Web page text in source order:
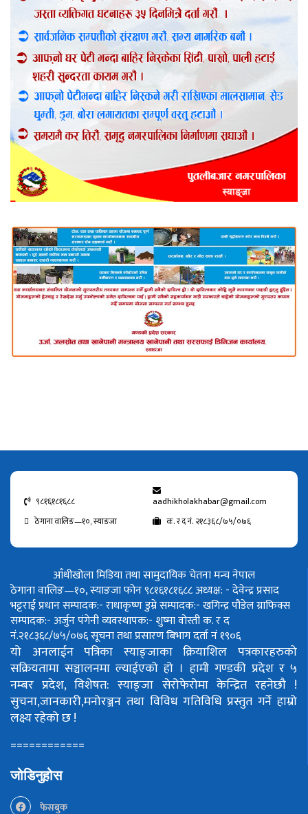
९८१६१८१६८८
aadhikholakhabar@gmail.com
ठेगाना वालिङ—१०, स्याङजा
क. र द नं. २१८३६८/७५/०७६
आँधीखोला मिडिया तथा सामुदायिक चेतना मन्च नेपाल
ठेगाना वालिङ—१०, स्याङजा फोन ९८१६१८१६८८अध्यक्ष: - देवेन्द्र प्रसाद
भट्टराईप्रधान सम्पादक:- राधाकृष्ण डुम्रेसम्पादक:- खगिन्द्र पौडेलग्राफिक्स
सम्पादक:- अर्जुन पंगेनीव्यवस्थापक:- शुष्मा वोस्तीक. र द
नं.२१८३६८/७५/०७६सूचना तथा प्रसारण बिभाग दर्ता नं १९०६
यो अनलाईन पत्रिका स्याङ्जाका क्रियाशिल पत्रकारहरुको
सक्रियतामा सञ्चालनमा ल्याईएको हो । हामी गण्डकी प्रदेश र ५
नम्बर प्रदेश, विशेषत: स्याङ्जा सेरोफेरोमा केन्द्रित रहनेछौ !
सुचना,जानकारी,मनोरञ्जन तथा विविध गतिविधि प्रस्तुत गर्ने हाम्रो
लक्ष्य रहेको छ !
============
जोडिनुहोस
फेसबुक